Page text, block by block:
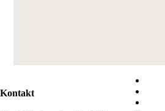
Kontakt